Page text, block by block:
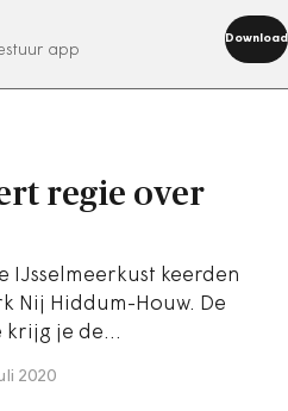
app
Download
nu
regie over
IJsselmeerkust keerden
Nij Hiddum-Houw. De
krijg je de…
2020